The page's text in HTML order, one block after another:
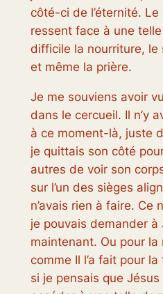
côté-ci de l’éternité. Le
ressent face à une
difficile la nourriture,
et même la prière.
Je me souviens avoir
dans le cercueil. Il n’y
à ce moment-là, juste
je quittais son côté
autres de voir son
sur l’un des sièges
n’avais rien à faire. Ce
je pouvais demander à
maintenant. Ou pour la
comme Il l’a fait pour
si je pensais que